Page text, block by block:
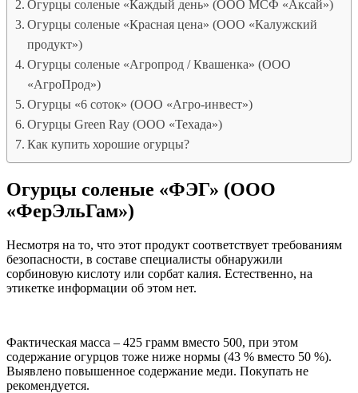
Огурцы соленые «Каждый день» (ООО МСФ «Аксай»)
Огурцы соленые «Красная цена» (ООО «Калужский
продукт»)
Огурцы соленые «Агропрод / Квашенка» (ООО
«АгроПрод»)
Огурцы «6 соток» (ООО «Агро-инвест»)
Огурцы Green Ray (ООО «Техада»)
Как купить хорошие огурцы?
Огурцы соленые «ФЭГ» (ООО
«ФерЭльГам»)
Несмотря на то, что этот продукт соответствует требованиям
безопасности, в составе специалисты обнаружили
сорбиновую кислоту или сорбат калия. Естественно, на
этикетке информации об этом нет.
Фактическая масса – 425 грамм вместо 500, при этом
содержание огурцов тоже ниже нормы (43 % вместо 50 %).
Выявлено повышенное содержание меди. Покупать не
рекомендуется.